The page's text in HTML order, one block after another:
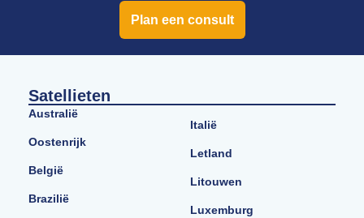
Plan een consult
Satellieten
Australië
Oostenrijk
België
Brazilië
Italië
Letland
Litouwen
Luxemburg